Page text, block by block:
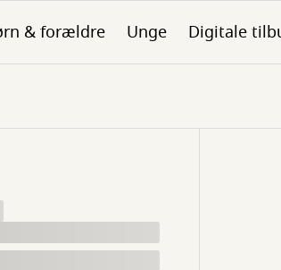
& forældre Unge Digitale